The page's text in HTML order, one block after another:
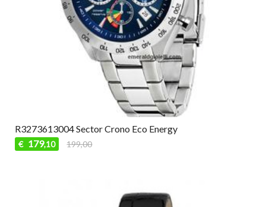
R3273613004 Sector Crono Eco Energy
€ 179,10 199,00